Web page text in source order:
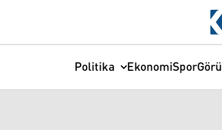
Politika EkonomiSpor